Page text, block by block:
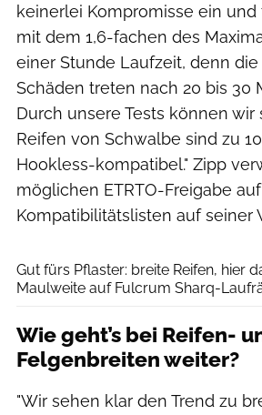
keinerlei Kompromisse ein
mit dem 1,6-fachen des
einer Stunde Laufzeit, denn
Schäden treten nach 20 bis 30
Durch unsere Tests können wir
Reifen von Schwalbe sind zu
Hookless-kompatibel." Zipp
möglichen ETRTO-Freigabe auf
Kompatibilitätslisten auf seiner
Gut fürs Pflaster: breite Reifen, hier
Maulweite auf Fulcrum Sharq-
Wie geht’s bei Reifen-
Felgenbreiten weiter?
"Wir sehen klar den Trend zu